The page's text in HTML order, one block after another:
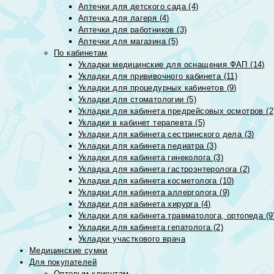
Аптечки для детского сада (4)
Аптечка для лагеря (4)
Аптечки для работников (3)
Аптечки для магазина (5)
По кабинетам
Укладки медицинские для оснащения ФАП (14)
Укладки для прививочного кабинета (11)
Укладки для процедурных кабинетов (9)
Укладки для стоматологии (5)
Укладки для кабинета предрейсовых осмотров
Укладки в кабинет терапевта (5)
Укладки для кабинета сестринского дела (3)
Укладки для кабинета педиатра (3)
Укладки для кабинета гинеколога (3)
Укладка для кабинета гастроэнтеролога (2)
Укладки для кабинета косметолога (10)
Укладки для кабинета аллерголога (9)
Укладки для кабинета хирурга (4)
Укладки для кабинета травматолога, ортопеда
Укладки для кабинета гепатолога (2)
Укладки участкового врача
Медицинские сумки
Для покупателей